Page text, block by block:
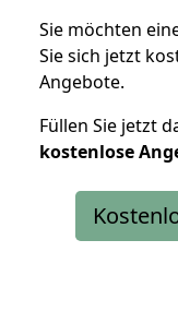
Sie möchten
Sie sich jetzt
Angebote.
Füllen Sie jetzt
kostenlose